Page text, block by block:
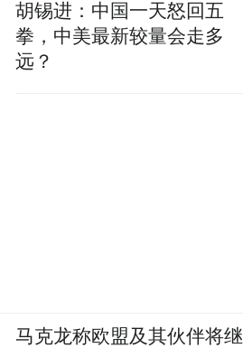
胡锡进：中国一天怒回五
拳，中美最新较量会走多
远？
马克龙称欧盟及其伙伴将继